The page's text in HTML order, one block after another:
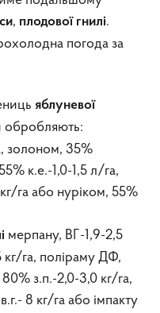
, плодової гнилі.
погода за
яблуневої
обробляють:
золоном, 35%
к.е.-1,0-1,5 л/га,
га або нуріком, 55%
мерпану, ВГ-1,9-2,5
кг/га, поліраму ДФ,
з.п.-2,0-3,0 кг/га,
8 кг/га або імпакту